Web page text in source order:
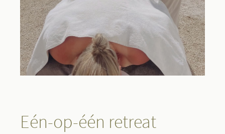
Eén-op-één retreat